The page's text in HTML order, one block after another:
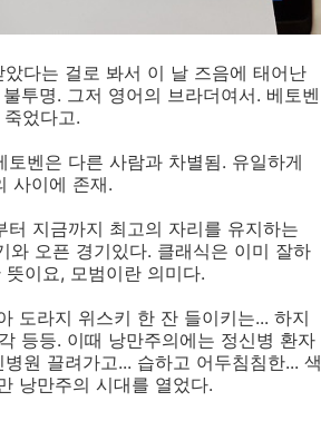
다는 걸로 봐서 이 날 즈음에 태어난
투명. 그저 영어의 브라더여서. 베토벤
었다고.
벤은 다른 사람과 차별됨. 유일하게
사이에 존재.
지금까지 최고의 자리를 유지하는
와 오픈 경기있다. 클래식은 이미 잘하
이요, 모범이란 의미다.
도라지 위스키 한 잔 들이키는... 하지
등등. 이때 낭만주의에는 정신병 환자
원 끌려가고... 습하고 어두침침한... 색
낭만주의 시대를 열었다.